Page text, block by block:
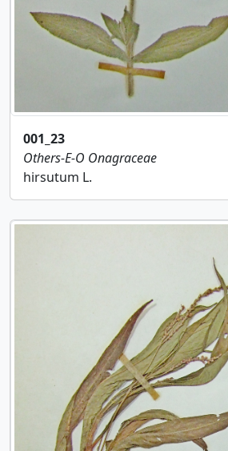
001_23
Others-E-O Onagraceae
hirsutum L.